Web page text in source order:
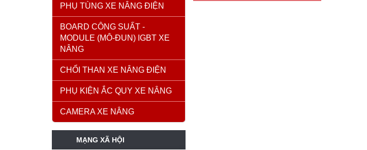
PHỤ TÙNG XE NÂNG ĐIỆN
BOARD CÔNG SUẤT -
MODULE (MÔ-ĐUN) IGBT XE
NÂNG
CHỔI THAN XE NÂNG ĐIỆN
PHỤ KIỆN ẮC QUY XE NÂNG
CAMERA XE NÂNG
MẠNG XÃ HỘI